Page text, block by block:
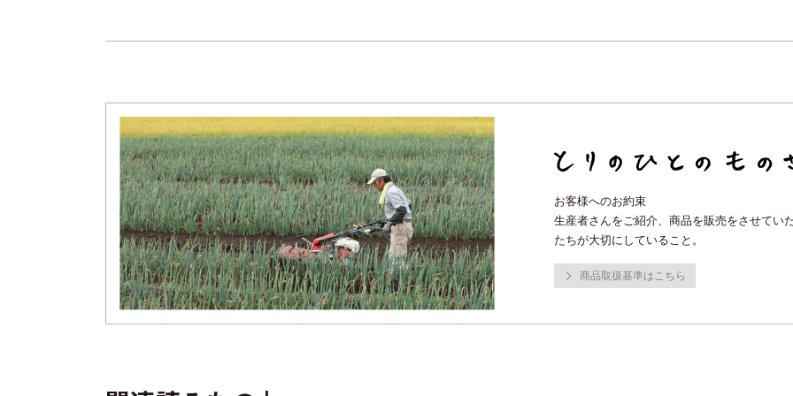
お客様へのお約束
生産者さんをご紹介、商品を販売をさせてい
たちが大切にしていること。
商品取扱基準はこちら